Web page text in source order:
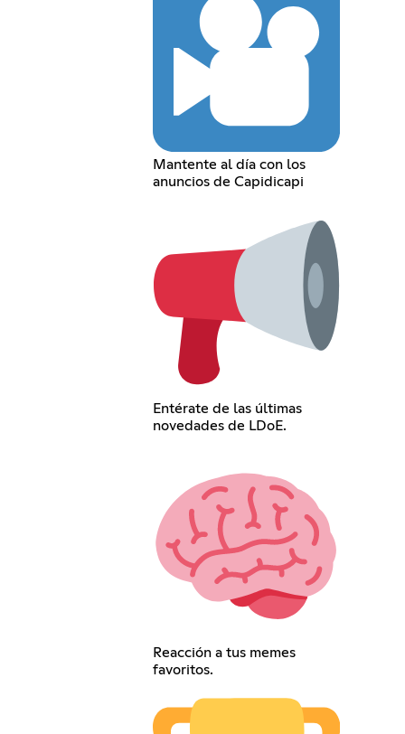
Mantente al día con los
anuncios de Capidicapi
Entérate de las últimas
novedades de LDoE.
Reacción a tus memes
favoritos.